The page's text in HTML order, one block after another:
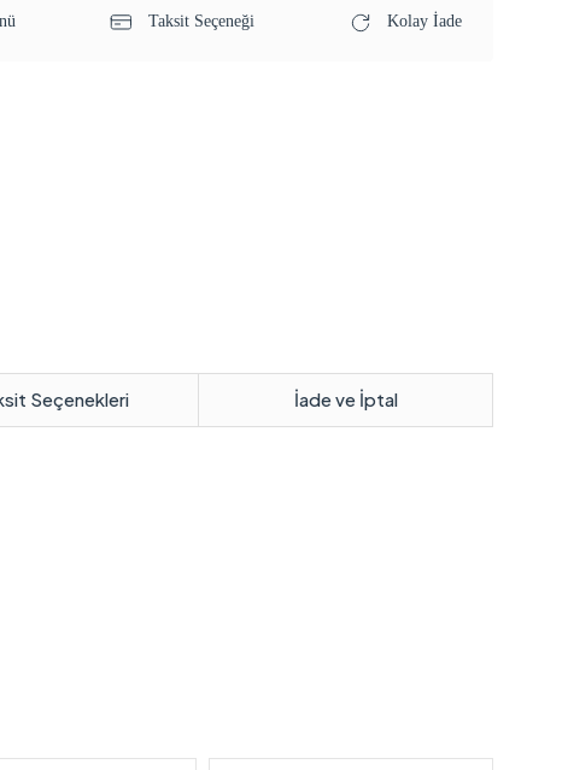
Taksit Seçeneği Kolay İade
Seçenekleri İade ve İptal